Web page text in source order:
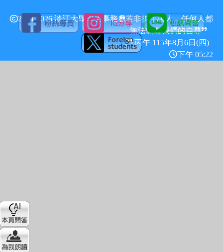
2024-2026 淡江大學學生事務處若非拱手讓人，任何人都
無法剝奪我們的自尊
丙午 115年8月6日(四)
下午 05:22